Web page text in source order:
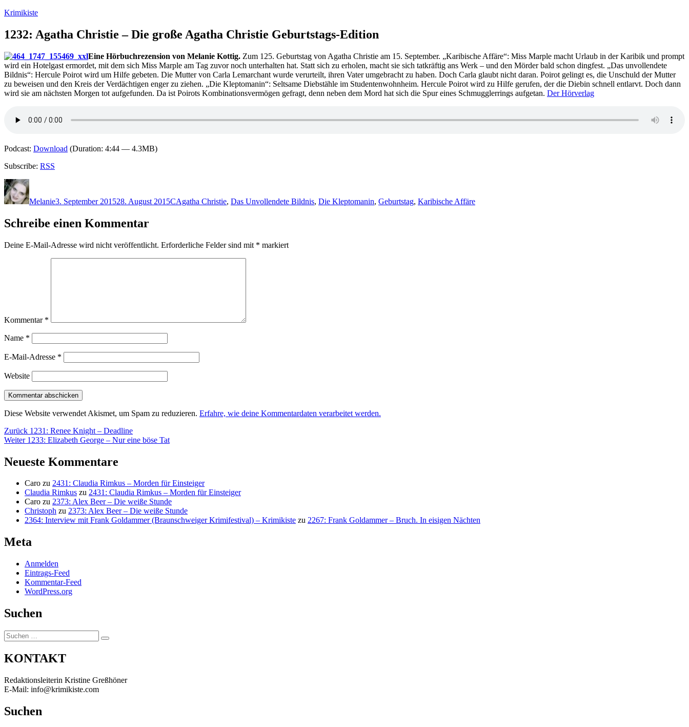
Zum
springen
Krimikiste
1232: Agatha Christie – Die große Agatha Christie Geburtstags-Edition
Eine Hörbuchrezension von Melanie Kottig. Zum 125. Geburtstag von Agatha Christie am 15. September. „Karibische Affäre“: Miss Marple macht Urlaub in der Karibik und prompt
wird ein Hotelgast ermordet, mit dem sich Miss Marple am Tag zuvor noch unterhalten hat. Statt sich zu erholen, macht sie sich tatkräftig ans Werk – und den Mörder bald schon dingfest. „Das unvollendete
Bildnis“: Hercule Poirot wird um Hilfe gebeten. Die Mutter von Carla Lemarchant wurde verurteilt, ihren Vater umgebracht zu haben. Doch Carla glaubt nicht daran. Poirot gelingt es, die Unschuld der Mutter
zu beweisen und den Kreis der Verdächtigen enger zu ziehen. „Die Kleptomanin“: Seltsame Diebstähle im Studentenwohnheim. Hercule Poirot wird zu Hilfe gerufen, der die Diebin schnell entlarvt. Doch dann
wird sie am nächsten Morgen tot aufgefunden. Da ist Poirots Kombinationsvermögen gefragt, denn neben dem Mord hat sich die Spur eines Schmugglerrings aufgetan. Der Hörverlag
Podcast: Download (Duration: 4:44 — 4.3MB)
Subscribe: RSS
Autor
Melanie3. September 201528. August 2015CAgatha Christie, Das Unvollendete Bildnis, Die Kleptomanin, Geburtstag, Karibische Affäre
Schreibe einen Kommentar
Deine E-Mail-Adresse wird nicht veröffentlicht. Erforderliche Felder sind mit * markiert
Kommentar *
Name *
E-Mail-Adresse *
Website
Diese Website verwendet Akismet, um Spam zu reduzieren. Erfahre, wie deine Kommentardaten verarbeitet werden.
Beitragsnavigation
Zurück Vorheriger
Beitrag:
1231: Renee Knight – Deadline
Weiter Nächster
1233: Elizabeth George – Nur eine böse Tat
Neueste Kommentare
Caro zu 2431: Claudia Rimkus – Morden für Einsteiger
Claudia Rimkus zu 2431: Claudia Rimkus – Morden für Einsteiger
Caro zu 2373: Alex Beer – Die weiße Stunde
Christoph zu 2373: Alex Beer – Die weiße Stunde
2364: Interview mit Frank Goldammer (Braunschweiger Krimifestival) – Krimikiste zu 2267: Frank Goldammer – Bruch. In eisigen Nächten
Meta
Anmelden
Eintrags-Feed
Kommentar-Feed
WordPress.org
Suchen
Suchen
nach:
Suchen
KONTAKT
Redaktionsleiterin Kristine Greßhöner
E-Mail: info@krimikiste.com
Suchen